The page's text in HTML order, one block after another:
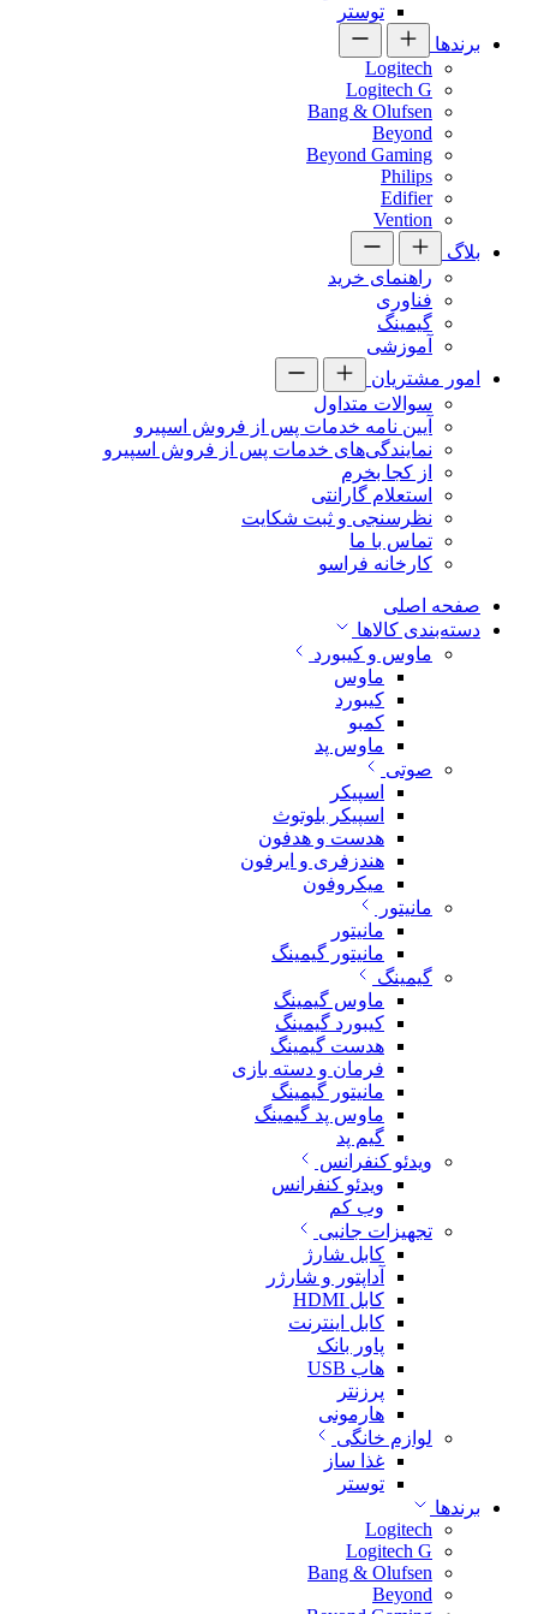
توستر
برندها
Logitech
Logitech G
Bang & Olufsen
Beyond
Beyond Gaming
Philips
Edifier
Vention
بلاگ
راهنمای خرید
فناوری
گیمینگ
آموزشی
امور مشتریان
سوالات متداول
آیین نامه خدمات پس از فروش اسپیرو
نمایندگی‌های خدمات پس از فروش اسپیرو
از کجا بخرم
استعلام گارانتی
نظرسنجی و ثبت شکایت
تماس با ما
کارخانه فراسو
صفحه اصلی
دسته‌بندی کالاها
ماوس و کیبورد
ماوس
کیبورد
کمبو
ماوس پد
صوتی
اسپیکر
اسپیکر بلوتوث
هدست و هدفون
هندزفری و ایرفون
میکروفون
مانیتور
مانیتور
مانیتور گیمینگ
گیمینگ
ماوس گیمینگ
کیبورد گیمینگ
هدست گیمینگ
فرمان و دسته بازی
مانیتور گیمینگ
ماوس پد گیمینگ
گیم پد
ویدئو کنفرانس
ویدئو کنفرانس
وب کم
تجهیزات جانبی
کابل شارژ
آداپتور و شارژر
کابل HDMI
کابل اینترنت
پاور بانک
هاب USB
پرزنتر
هارمونی
لوازم خانگی
غذا ساز
توستر
برندها
Logitech
Logitech G
Bang & Olufsen
Beyond